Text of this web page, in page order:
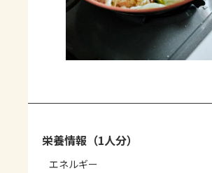
栄養情報（1人分）
エネルギー